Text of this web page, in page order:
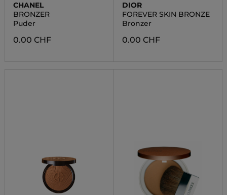
CHANEL
BRONZER
Puder
0.00 CHF
DIOR
FOREVER SKIN BRONZE
Bronzer
0.00 CHF